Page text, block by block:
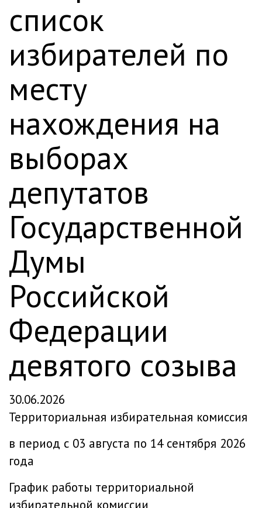
список
избирателей по
месту
нахождения на
выборах
депутатов
Государственной
Думы
Российской
Федерации
девятого созыва
30.06.2026
Территориальная избирательная комиссия
в период с 03 августа по 14 сентября 2026
года
График работы территориальной
избирательной комиссии